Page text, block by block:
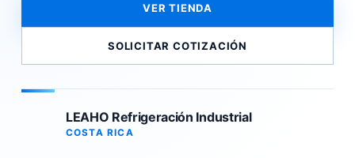
VER TIENDA
SOLICITAR COTIZACIÓN
LEAHO Refrigeración Industrial
COSTA RICA